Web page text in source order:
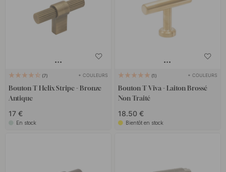
7 + COULEURS
Bouton T Helix Stripe - Bronze
Antique
17 €
En stock
1 + COULEURS
Bouton T Viva - Laiton Brossé
Non Traité
18.50 €
Bientôt en stock